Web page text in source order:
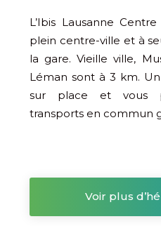
L’Ibis Lausanne
plein centre-ville et à
la gare. Vieille ville,
Léman sont à 3 km.
sur place et vous
transports en commun
Voir plus